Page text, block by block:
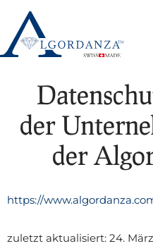
Skip
to
der
der
https://
zuletzt aktualisiert: 24.